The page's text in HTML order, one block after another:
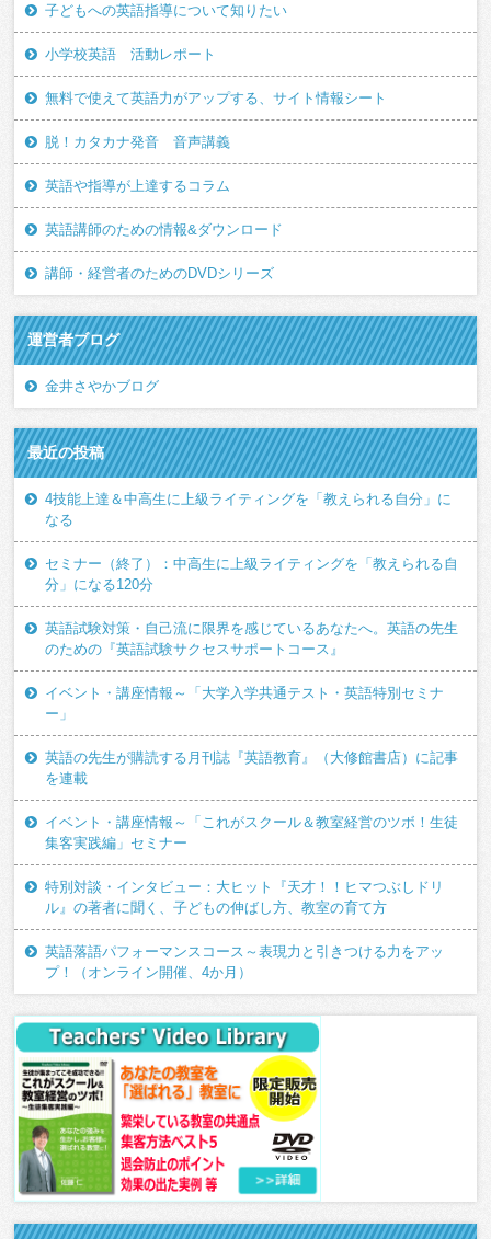
子どもへの英語指導について知りたい
小学校英語 活動レポート
無料で使えて英語力がアップする、サイト情報シート
脱！カタカナ発音 音声講義
英語や指導が上達するコラム
英語講師のための情報&ダウンロード
講師・経営者のためのDVDシリーズ
運営者ブログ
金井さやかブログ
最近の投稿
4技能上達＆中高生に上級ライティングを「教えられる自分」に
なる
セミナー（終了）：中高生に上級ライティングを「教えられる自
分」になる120分
英語試験対策・自己流に限界を感じているあなたへ。英語の先生
のための『英語試験サクセスサポートコース』
イベント・講座情報～「大学入学共通テスト・英語特別セミナ
ー」
英語の先生が購読する月刊誌『英語教育』（大修館書店）に記事
を連載
イベント・講座情報～「これがスクール＆教室経営のツボ！生徒
集客実践編」セミナー
特別対談・インタビュー：大ヒット『天才！！ヒマつぶしドリ
ル』の著者に聞く、子どもの伸ばし方、教室の育て方
英語落語パフォーマンスコース～表現力と引きつける力をアッ
プ！（オンライン開催、4か月）